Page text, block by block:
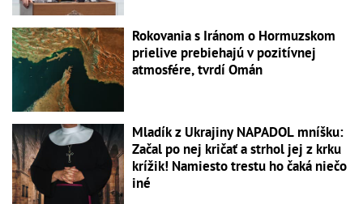
Rokovania s Iránom o Hormuzskom
prielive prebiehajú v pozitívnej
atmosfére, tvrdí Omán
Mladík z Ukrajiny NAPADOL mníšku:
Začal po nej kričať a strhol jej z krku
krížik! Namiesto trestu ho čaká niečo
iné